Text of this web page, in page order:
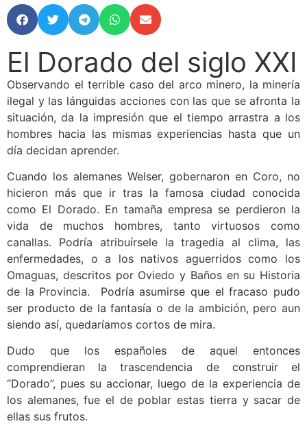
El Dorado del siglo XXI
Observando el terrible caso del arco minero, la minería
ilegal y las lánguidas acciones con las que se afronta la
situación, da la impresión que el tiempo arrastra a los
hombres hacia las mismas experiencias hasta que un
día decidan aprender.
Cuando los alemanes Welser, gobernaron en Coro, no
hicieron más que ir tras la famosa ciudad conocida
como El Dorado. En tamaña empresa se perdieron la
vida de muchos hombres, tanto virtuosos como
canallas. Podría atribuírsele la tragedia al clima, las
enfermedades, o a los nativos aguerridos como los
Omaguas, descritos por Oviedo y Baños en su Historia
de la Provincia. Podría asumirse que el fracaso pudo
ser producto de la fantasía o de la ambición, pero aun
siendo así, quedaríamos cortos de mira.
Dudo que los españoles de aquel entonces
comprendieran la trascendencia de construir el
“Dorado”, pues su accionar, luego de la experiencia de
los alemanes, fue el de poblar estas tierra y sacar de
ellas sus frutos.